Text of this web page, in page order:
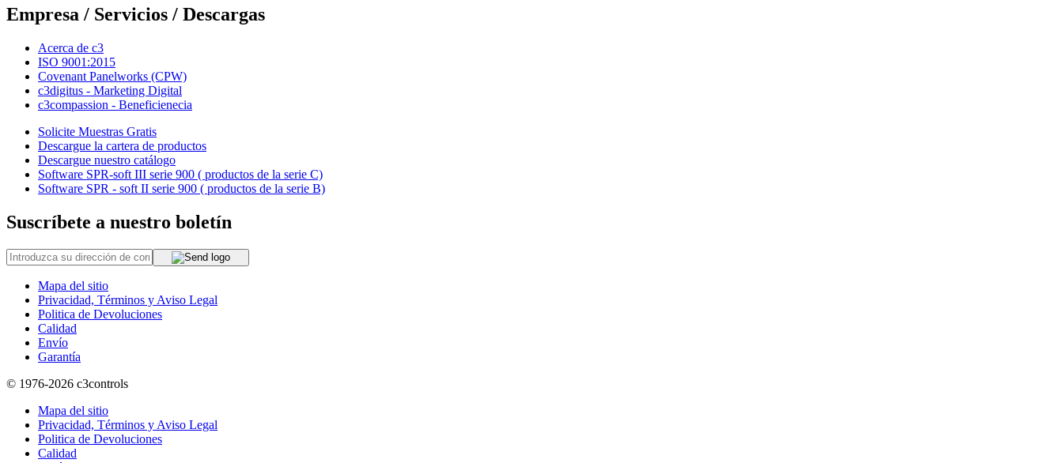
Empresa / Servicios / Descargas
Acerca de c3
ISO 9001:2015
Covenant Panelworks (CPW)
c3digitus - Marketing Digital
c3compassion - Beneficienecia
Solicite Muestras Gratis
Descargue la cartera de productos
Descargue nuestro catálogo
Software SPR-soft III serie 900 ( productos de la serie C)
Software SPR - soft II serie 900 ( productos de la serie B)
Suscríbete a nuestro boletín
Mapa del sitio
Privacidad, Términos y Aviso Legal
Politica de Devoluciones
Calidad
Envío
Garantía
© 1976-2026 c3controls
Mapa del sitio
Privacidad, Términos y Aviso Legal
Politica de Devoluciones
Calidad